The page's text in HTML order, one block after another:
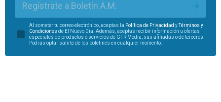
Regístrate a Boletín A.M.
Al someter tu correo electrónico, aceptas la Política de Privacidad y
Términos y
Condiciones de El Nuevo Día. Además, aceptas recibir información u ofertas
especiales de productos o servicios de GFR Media, sus afiliadas o de terceros.
Podrás optar salirte de los boletines en cualquier momento.